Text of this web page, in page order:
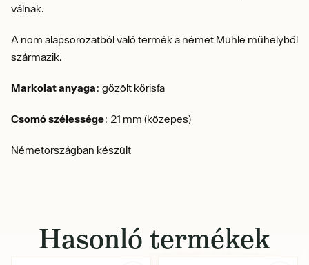
válnak.
A nom alapsorozatból való termék a német Mühle műhelyből
származik.
Markolat anyaga: gőzölt kőrisfa
Csomó szélessége: 21 mm (közepes)
Németországban készült
Hasonló termékek